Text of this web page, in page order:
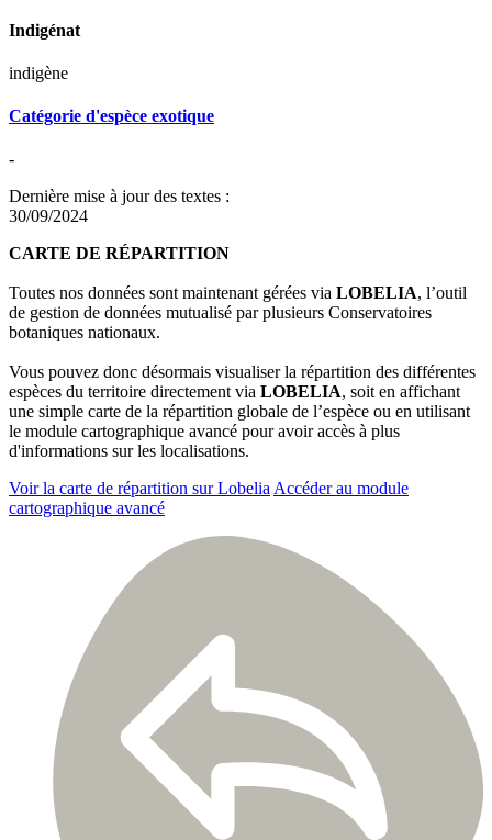
Indigénat
indigène
Catégorie d'espèce exotique
-
Dernière mise à jour des textes :
30/09/2024
CARTE DE RÉPARTITION
Toutes nos données sont maintenant gérées via LOBELIA, l’outil
de gestion de données mutualisé par plusieurs Conservatoires
botaniques nationaux.
Vous pouvez donc désormais visualiser la répartition des différentes
espèces du territoire directement via LOBELIA, soit en affichant
une simple carte de la répartition globale de l’espèce ou en utilisant
le module cartographique avancé pour avoir accès à plus
d'informations sur les localisations.
Voir la carte de répartition sur Lobelia Accéder au module
cartographique avancé